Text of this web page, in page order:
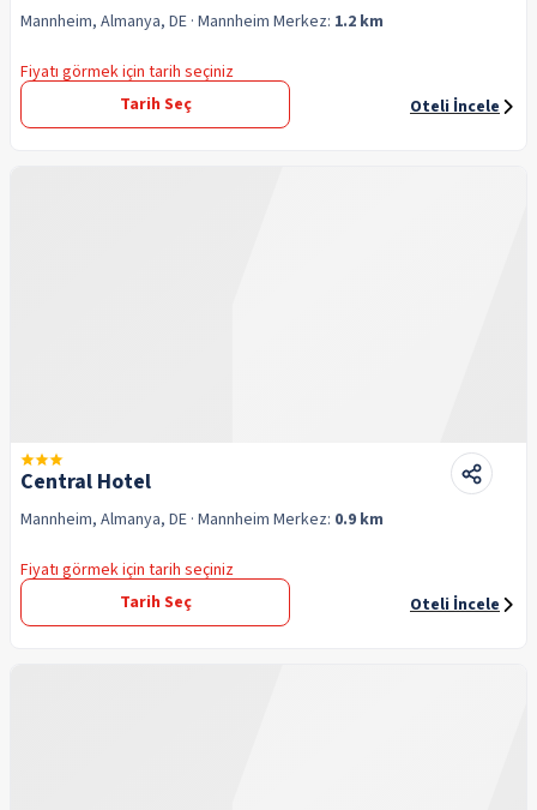
Mannheim, Almanya, DE · Mannheim Merkez: 1.2 km
Fiyatı görmek için tarih seçiniz
Tarih Seç
Oteli İncele
Central Hotel
Mannheim, Almanya, DE · Mannheim Merkez: 0.9 km
Fiyatı görmek için tarih seçiniz
Tarih Seç
Oteli İncele